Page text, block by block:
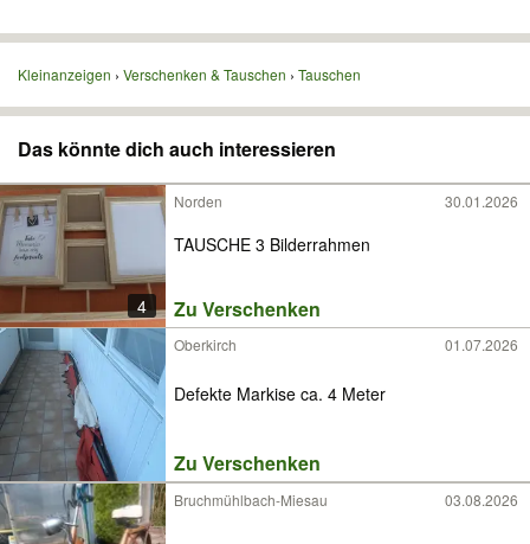
Kleinanzeigen Verschenken & Tauschen Tauschen
Das könnte dich auch interessieren
4
Norden 30.01.2026
TAUSCHE 3 Bilderrahmen
Zu Verschenken
Oberkirch 01.07.2026
Defekte Markise ca. 4 Meter
Zu Verschenken
Bruchmühlbach-Miesau 03.08.2026